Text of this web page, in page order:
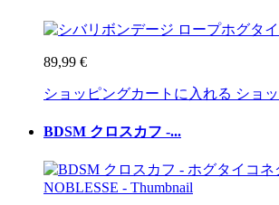
89,99 €
ショッピングカートに入れる ショ
BDSM クロスカフ -...